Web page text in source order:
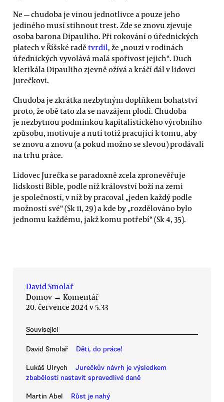
Ne — chudoba je vinou jednotlivce a pouze jeho
jediného musí stihnout trest. Zde se znovu zjevuje
osoba barona Dipauliho. Při rokování o úřednických
platech v Říšské radě tvrdil, že „nouzi v rodinách
úřednických vyvolává malá spořivost jejich“. Duch
klerikála Dipauliho zjevně ožívá a kráčí dál v lidovci
Jurečkovi.
Chudoba je zkrátka nezbytným doplňkem bohatství
proto, že obě tato zla se navzájem plodí. Chudoba
je nezbytnou podmínkou kapitalistického výrobního
způsobu, motivuje a nutí totiž pracující k tomu, aby
se znovu a znovu (a pokud možno se slevou) prodávali
na trhu práce.
Lidovec Jurečka se paradoxně zcela zpronevěřuje
lidskosti Bible, podle níž království boží na zemi
je společností, v níž by pracoval „jeden každý podle
možnosti své“ (Sk 11, 29) a kde by „rozdělováno bylo
jednomu každému, jakž komu potřebí“ (Sk 4, 35).
David Smolař
Domov → Komentář
20. července 2024 v 5.33
Související
David Smolař Děti, do práce!
Lukáš Ulrych
Jurečkův návrh je výsledkem
zbabělosti nastavit spravedlivé daně
Martin Abel Růst je nahý